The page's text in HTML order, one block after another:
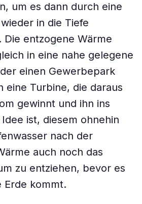
um es dann durch eine
in die Tiefe
entzogene Wärme
in eine nahe gelegene
einen Gewerbepark
eine Turbine, die daraus
gewinnt und ihn ins
ist, diesem ohnehin
nach der
auch noch das
zu entziehen, bevor es
Erde kommt.